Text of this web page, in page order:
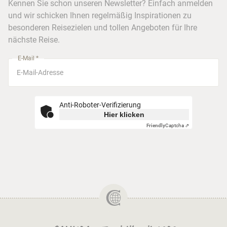
Barrierefreiheitserklärung
Kreuzfahrten
Busreisen
Frankfurt
Stuttgart
Kennen Sie schon unseren Newsletter? Einfach anmelden
und wir schicken Ihnen regelmäßig Inspirationen zu
besonderen Reisezielen und tollen Angeboten für Ihre
nächste Reise.
E-Mail *
Anti-Roboter-Verifizierung
Hier klicken
FriendlyCaptcha ⇗